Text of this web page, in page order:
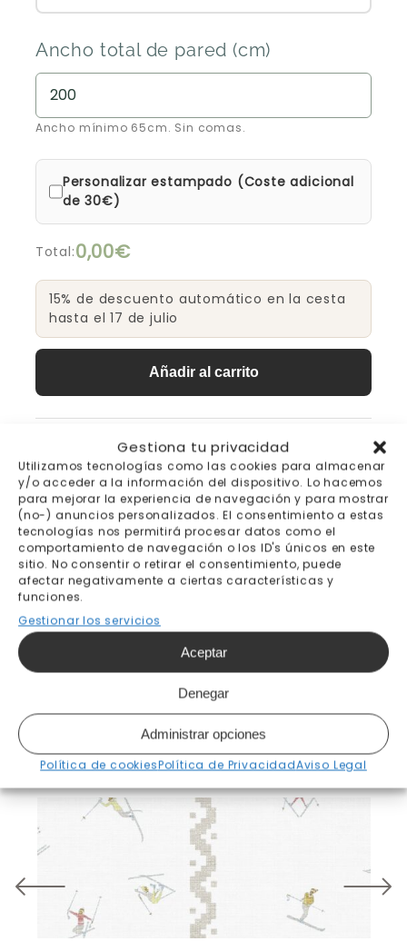
Gestiona tu privacidad
Utilizamos tecnologías como las cookies para almacenar
y/o acceder a la información del dispositivo. Lo hacemos
para mejorar la experiencia de navegación y para mostrar
(no-) anuncios personalizados. El consentimiento a estas
tecnologías nos permitirá procesar datos como el
comportamiento de navegación o los ID's únicos en este
sitio. No consentir o retirar el consentimiento, puede
afectar negativamente a ciertas características y
funciones.
Gestionar los servicios
Aceptar
Denegar
Administrar opciones
Política de cookiesPolítica de PrivacidadAviso Legal
Ancho total de pared (cm)
Ancho mínimo 65cm. Sin comas.
Personalizar estampado (Coste adicional
de 30€)
Total:0,00€
15% de descuento automático en la cesta
hasta el 17 de julio
Añadir al carrito
Envío gratis a partir de
200€
Pago seguro
Fabricación bajo pedido 7-
10 días laborables
Envíos y devoluciones
[klaviyo-reviews-all]
Productos relacionados